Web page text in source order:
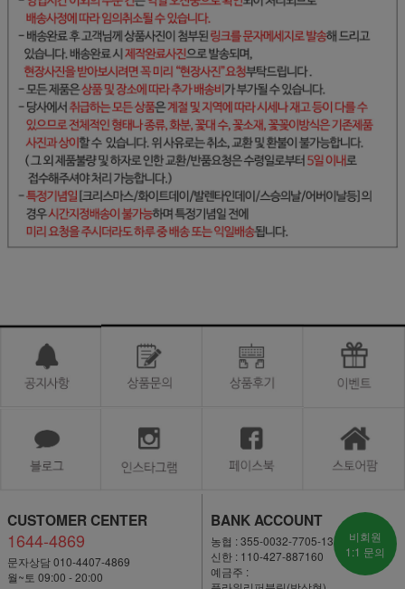
CUSTOMER CENTER
1644-4869
문자상담 010-4407-4869
월~토 09:00 - 20:00
BANK ACCOUNT
농협 : 355-0032-7705-13
신한 : 110-427-887160
예금주 :
비회원
1:1 문의